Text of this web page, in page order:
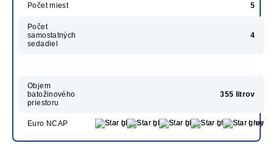
Počet miest 5
Počet
samostatných
sedadiel
4
Objem
batožinového
priestoru
355 litrov
Euro NCAP